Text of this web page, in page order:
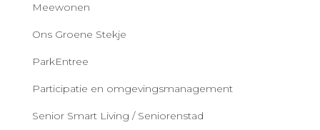
Meewonen
Ons Groene Stekje
ParkEntree
Participatie en omgevingsmanagement
Senior Smart Living / Seniorenstad